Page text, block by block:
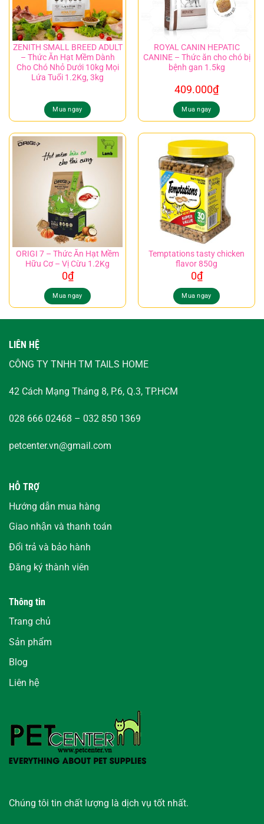
ZENITH SMALL BREED ADULT
– Thức Ăn Hạt Mềm Dành
Cho Chó Nhỏ Dưới 10kg Mọi
Lứa Tuổi 1.2Kg, 3kg
Mua ngay
ROYAL CANIN HEPATIC
CANINE – Thức ăn cho chó bị
bệnh gan 1.5kg
409.000₫
Mua ngay
ORIGI 7 – Thức Ăn Hạt Mềm
Hữu Cơ – Vị Cừu 1.2Kg
0₫
Mua ngay
Temptations tasty chicken
flavor 850g
0₫
Mua ngay
LIÊN HỆ
CÔNG TY TNHH TM TAILS HOME
42 Cách Mạng Tháng 8, P.6, Q.3, TP.HCM
028 666 02468 – 032 850 1369
petcenter.vn@gmail.com
HỖ TRỢ
Hướng dẫn mua hàng
Giao nhận và thanh toán
Đổi trả và bảo hành
Đăng ký thành viên
Thông tin
Trang chủ
Sản phẩm
Blog
Liên hệ
Chúng tôi tin chất lượng là dịch vụ tốt nhất.